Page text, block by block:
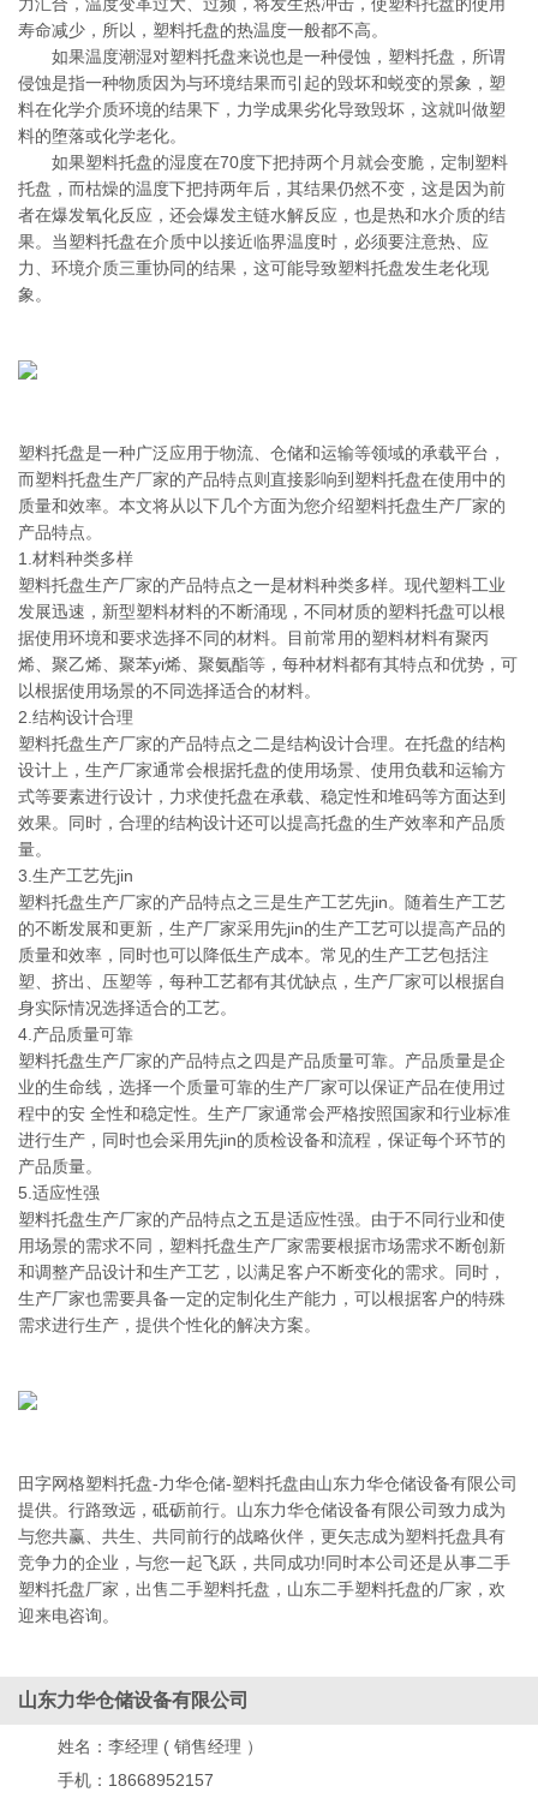
寿命减少，所以，塑料托盘的热温度一般都不高。
如果温度潮湿对塑料托盘来说也是一种侵蚀，塑料托盘，所谓
侵蚀是指一种物质因为与环境结果而引起的毁坏和蜕变的景象，塑
料在化学介质环境的结果下，力学成果劣化导致毁坏，这就叫做塑
料的堕落或化学老化。
如果塑料托盘的湿度在70度下把持两个月就会变脆，定制塑料
托盘，而枯燥的温度下把持两年后，其结果仍然不变，这是因为前
者在爆发氧化反应，还会爆发主链水解反应，也是热和水介质的结
果。当塑料托盘在介质中以接近临界温度时，必须要注意热、应
力、环境介质三重协同的结果，这可能导致塑料托盘发生老化现
象。
塑料托盘是一种广泛应用于物流、仓储和运输等领域的承载平台，
而塑料托盘生产厂家的产品特点则直接影响到塑料托盘在使用中的
质量和效率。本文将从以下几个方面为您介绍塑料托盘生产厂家的
产品特点。
1.材料种类多样
塑料托盘生产厂家的产品特点之一是材料种类多样。现代塑料工业
发展迅速，新型塑料材料的不断涌现，不同材质的塑料托盘可以根
据使用环境和要求选择不同的材料。目前常用的塑料材料有聚丙
烯、聚乙烯、聚苯yi烯、聚氨酯等，每种材料都有其特点和优势，可
以根据使用场景的不同选择适合的材料。
2.结构设计合理
塑料托盘生产厂家的产品特点之二是结构设计合理。在托盘的结构
设计上，生产厂家通常会根据托盘的使用场景、使用负载和运输方
式等要素进行设计，力求使托盘在承载、稳定性和堆码等方面达到
效果。同时，合理的结构设计还可以提高托盘的生产效率和产品质
量。
3.生产工艺先jin
塑料托盘生产厂家的产品特点之三是生产工艺先jin。随着生产工艺
的不断发展和更新，生产厂家采用先jin的生产工艺可以提高产品的
质量和效率，同时也可以降低生产成本。常见的生产工艺包括注
塑、挤出、压塑等，每种工艺都有其优缺点，生产厂家可以根据自
身实际情况选择适合的工艺。
4.产品质量可靠
塑料托盘生产厂家的产品特点之四是产品质量可靠。产品质量是企
业的生命线，选择一个质量可靠的生产厂家可以保证产品在使用过
程中的安 全性和稳定性。生产厂家通常会严格按照国家和行业标准
进行生产，同时也会采用先jin的质检设备和流程，保证每个环节的
产品质量。
5.适应性强
塑料托盘生产厂家的产品特点之五是适应性强。由于不同行业和使
用场景的需求不同，塑料托盘生产厂家需要根据市场需求不断创新
和调整产品设计和生产工艺，以满足客户不断变化的需求。同时，
生产厂家也需要具备一定的定制化生产能力，可以根据客户的特殊
需求进行生产，提供个性化的解决方案。
田字网格塑料托盘-力华仓储-塑料托盘由山东力华仓储设备有限公司
提供。行路致远，砥砺前行。山东力华仓储设备有限公司致力成为
与您共赢、共生、共同前行的战略伙伴，更矢志成为塑料托盘具有
竞争力的企业，与您一起飞跃，共同成功!同时本公司还是从事二手
塑料托盘厂家，出售二手塑料托盘，山东二手塑料托盘的厂家，欢
迎来电咨询。
山东力华仓储设备有限公司
姓名： 李经理 ( 销售经理 ）
手机： 18668952157